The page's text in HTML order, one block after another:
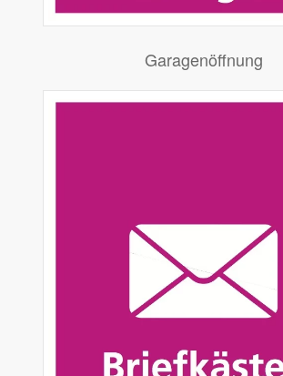
Garagenöffnung